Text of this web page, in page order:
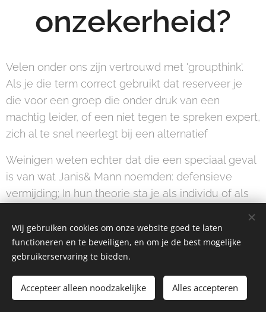
onzekerheid?
Velen onder ons zijn vertrouwd met 'groupthink'.
Als je die term correct gebruikt dat reserveer je
die voor een groep die onder druk van een
machtig leider, of een niet tegen te spreken expert,
zich al te snel neerlegt bij een alternatief
Weinigen weten echter dat die een speciaal geval
is van wat Janis& Mann noemden: defensieve
vermijding; In hun theorie sta je als individu of als
Cookies
Wij gebruiken cookies om onze website goed te laten
functioneren en te beveiligen, en om je de best mogelijke
gebruikerservaring te bieden.
Accepteer alleen noodzakelijke Alles accepteren